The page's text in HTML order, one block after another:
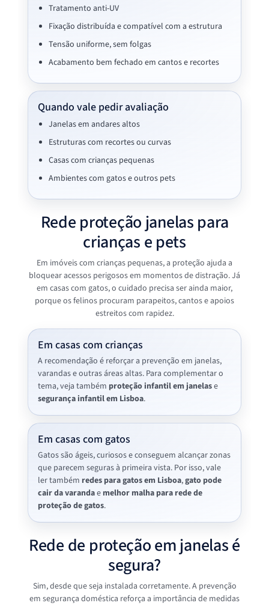
Tratamento anti-UV
Fixação distribuída e compatível com a estrutura
Tensão uniforme, sem folgas
Acabamento bem fechado em cantos e recortes
Quando vale pedir avaliação
Janelas em andares altos
Estruturas com recortes ou curvas
Casas com crianças pequenas
Ambientes com gatos e outros pets
Rede proteção janelas para
crianças e pets
Em imóveis com crianças pequenas, a proteção ajuda a
bloquear acessos perigosos em momentos de distração. Já
em casas com gatos, o cuidado precisa ser ainda maior,
porque os felinos procuram parapeitos, cantos e apoios
estreitos com rapidez.
Em casas com crianças
A recomendação é reforçar a prevenção em janelas,
varandas e outras áreas altas. Para complementar o
tema, veja também proteção infantil em janelase
segurança infantil em Lisboa.
Em casas com gatos
Gatos são ágeis, curiosos e conseguem alcançar zonas
que parecem seguras à primeira vista. Por isso, vale
ler também redes para gatos em Lisboa,gato pode
cair da varandae melhor malha para rede de
proteção de gatos.
Rede de proteção em janelas é
segura?
Sim, desde que seja instalada corretamente. A prevenção
em segurança doméstica reforça a importância de medidas